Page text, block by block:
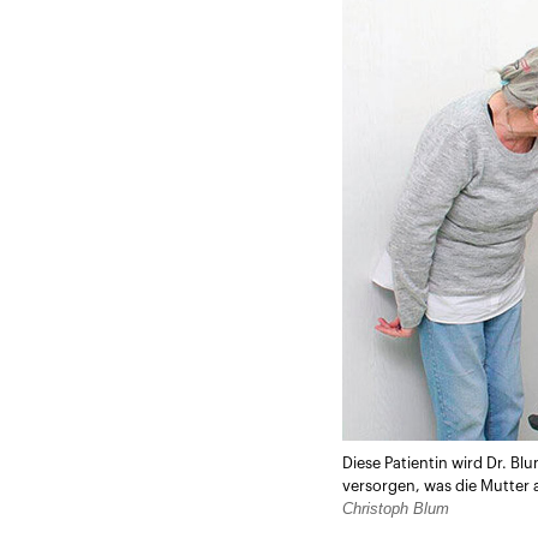
Diese Patientin wird Dr.
versorgen, was die Mutter
Christoph Blum